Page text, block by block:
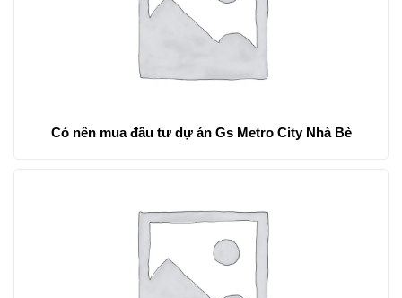
Có nên mua đầu tư dự án Gs Metro City Nhà Bè